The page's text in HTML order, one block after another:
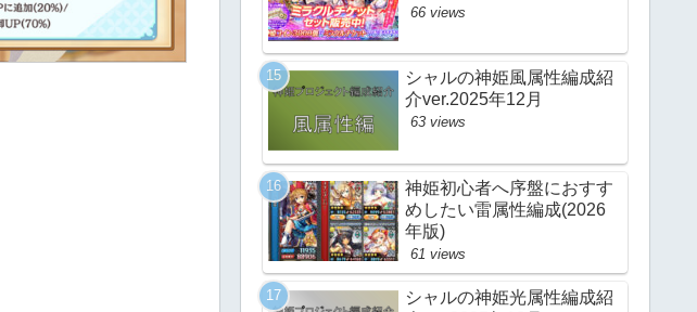
66 views
シャルの神姫風属性編成紹
介ver.2025年12月
63 views
神姫初心者へ序盤におすす
めしたい雷属性編成(2026
年版)
61 views
シャルの神姫光属性編成紹